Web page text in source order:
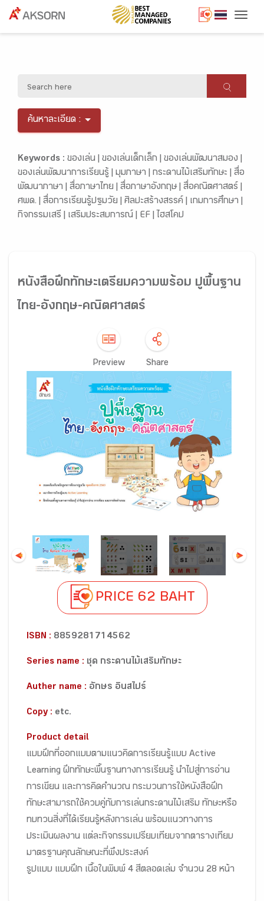
ค้นหาละเอียด :
Keywords : ของเล่น | ของเล่นเด็กเล็ก | ของเล่นพัฒนาสมอง |
ของเล่นพัฒนาการเรียนรู้ | มุมภาษา | กระดานไม้เสริมทักษะ | สื่อ
พัฒนาภาษา | สื่อภาษาไทย | สื่อภาษาอังกฤษ | สื่อคณิตศาสตร์ |
ศพด. | สื่อการเรียนรู้ปฐมวัย | ศิลปะสร้างสรรค์ | เกมการศึกษา |
กิจกรรมเสรี | เสริมประสบการณ์ | EF | ไฮสโคป
หนังสือฝึกทักษะเตรียมความพร้อม ปูพื้นฐาน
ไทย-อังกฤษ-คณิตศาสตร์
Preview Share
PRICE 62 BAHT
ISBN : 8859281714562
Series name : ชุด กระดานไม้เสริมทักษะ
Auther name : อักษร อินสไปร์
Copy : etc.
Product detail
แบบฝึกที่ออกแบบตามแนวคิดการเรียนรู้แบบ Active
Learning ฝึกทักษะพื้นฐานทางการเรียนรู้ นำไปสู่การอ่าน
การเขียน และการคิดคำนวณ กระบวนการใช้หนังสือฝึก
ทักษะสามารถใช้ควบคู่กับการเล่นกระดานไม้เสริม ทักษะหรือ
ทบทวนสิ่งที่ได้เรียนรู้หลังการเล่น พร้อมแนวทางการ
ประเมินผลงาน แต่ละกิจกรรมเปรียบเทียบจากตารางเทียบ
มาตรฐานคุณลักษณะที่พึงประสงค์
รูปแบบ แบบฝึก เนื้อในพิมพ์ 4 สีตลอดเล่ม จำนวน 28 หน้า